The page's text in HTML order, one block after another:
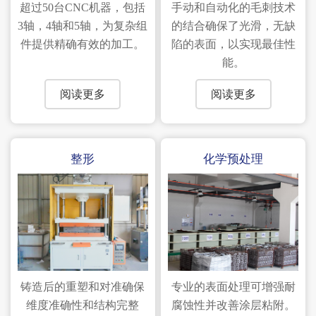
超过50台CNC机器，包括
3轴，4轴和5轴，为复杂组
件提供精确有效的加工。
阅读更多
手动和自动化的毛刺技术
的结合确保了光滑，无缺
陷的表面，以实现最佳性
能。
阅读更多
整形
铸造后的重塑和对准确保
维度准确性和结构完整
化学预处理
专业的表面处理可增强耐
腐蚀性并改善涂层粘附。